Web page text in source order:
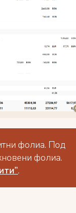
фолиа. Под
фолиа.
.